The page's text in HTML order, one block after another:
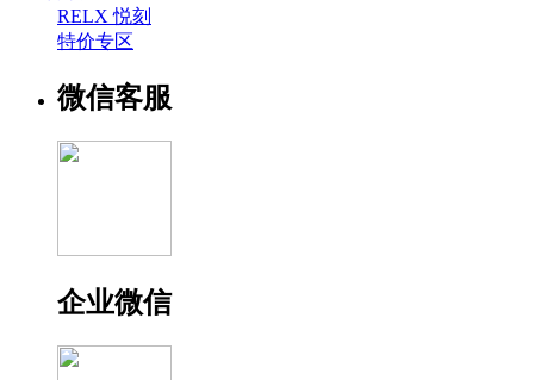
RELX 悦刻
特价专区
微信客服
企业微信